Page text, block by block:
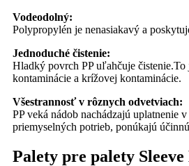
Vodeodolný:
Polypropylén je nenasiakavý a
Jednoduché čistenie:
Hladký povrch PP uľahčuje
kontaminácie a krížovej kontaminácie.
Všestrannosť v rôznych odvetviach:
PP veká nádob nachádzajú uplatnenie
priemyselných potrieb, ponúkajú
Palety pre palety Sleeve